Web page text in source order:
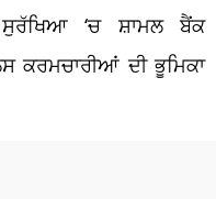
‘ਚ ਸ਼ਾਮਲ ਬੈਂਕ
ਕਰਮਚਾਰੀਆਂ ਦੀ ਭੂਮਿਕਾ